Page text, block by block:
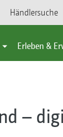
Händlersuche
Erleben &
–